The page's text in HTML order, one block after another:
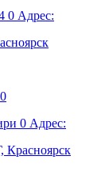
0 Адрес:
0 Адрес:
Красноярск